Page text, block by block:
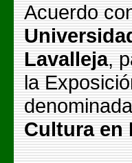
Acuerdo
Lavalleja,
la
Cultura en